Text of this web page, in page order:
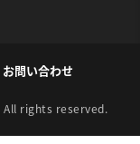
お問い合わせ
All rights reserved.